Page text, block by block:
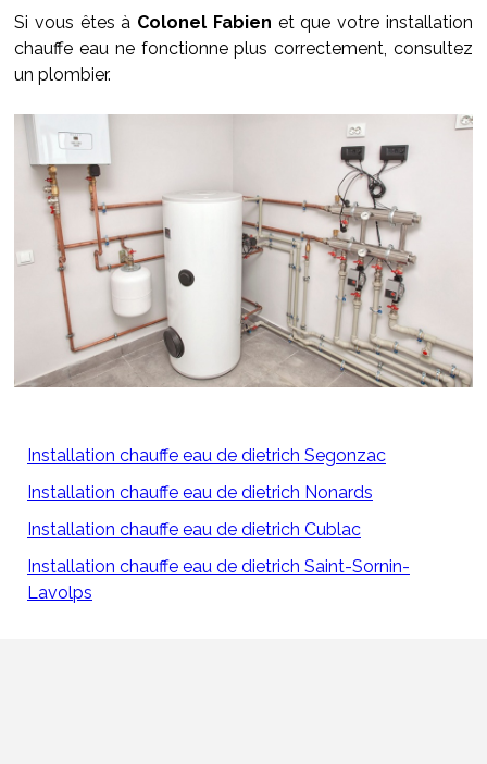
Si vous êtes à Colonel Fabien et que votre installation
chauffe eau ne fonctionne plus correctement, consultez
un plombier.
Installation chauffe eau de dietrich Segonzac
Installation chauffe eau de dietrich Nonards
Installation chauffe eau de dietrich Cublac
Installation chauffe eau de dietrich Saint-Sornin-
Lavolps